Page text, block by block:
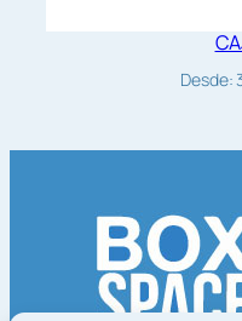
Desde: